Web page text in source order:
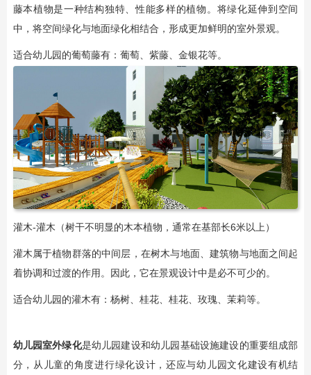
藤本植物是一种结构独特、性能多样的植物。将绿化延伸到空间
中，将空间绿化与地面绿化相结合，形成更加鲜明的室外景观。
适合幼儿园的葡萄藤有：葡萄、紫藤、金银花等。
灌木-灌木（树干不明显的木本植物，通常在基部长6米以上）
灌木属于植物群落的中间层，在树木与地面、建筑物与地面之间起
着协调和过渡的作用。因此，它在景观设计中是必不可少的。
适合幼儿园的灌木有：杨树、桂花、桂花、玫瑰、茉莉等。
幼儿园室外绿化是幼儿园建设和幼儿园基础设施建设的重要组成部
分，从儿童的角度进行绿化设计，还应与幼儿园文化建设有机结